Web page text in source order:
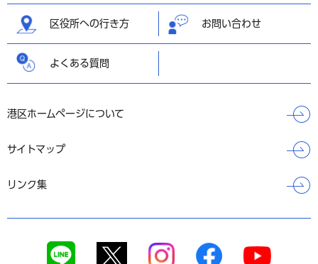
区役所への行き方 お問い合わせ
よくある質問
港区ホームページについて
サイトマップ
リンク集